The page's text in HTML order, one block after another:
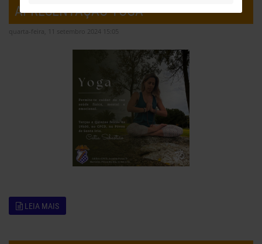
APRESENTAÇÃO YOGA
quarta-feira, 11 setembro 2024 15:05
LEIA MAIS